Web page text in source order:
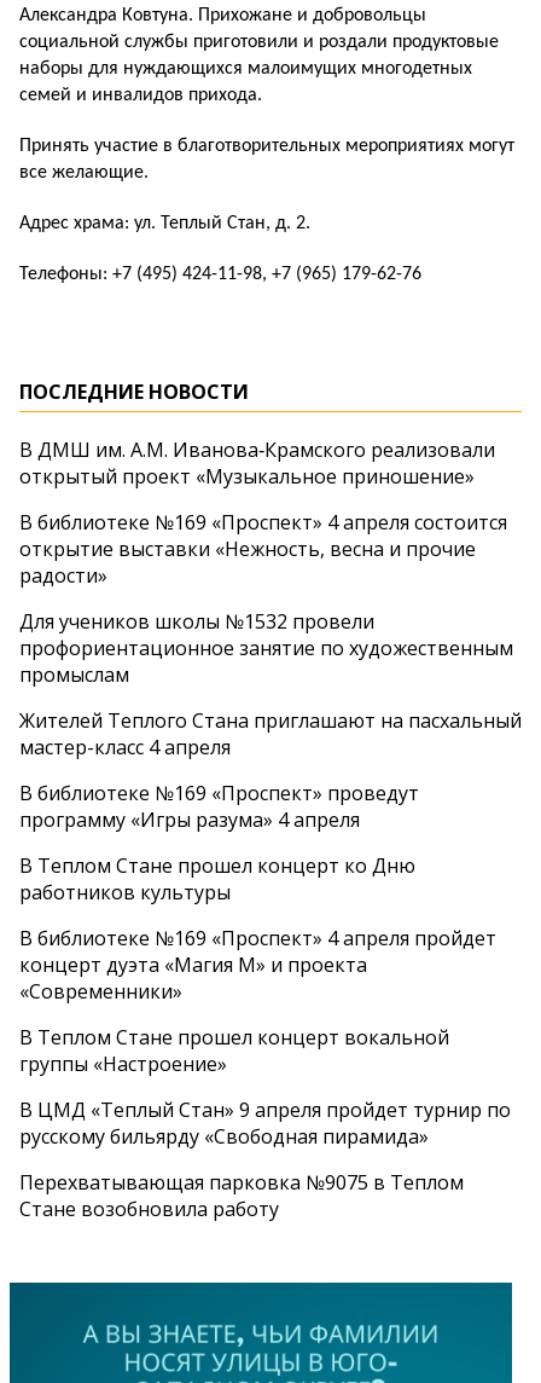
Александра Ковтуна. Прихожане и добровольцы
социальной службы приготовили и роздали продуктовые
наборы для нуждающихся малоимущих многодетных
семей и инвалидов прихода.
Принять участие в благотворительных мероприятиях могут
все желающие.
Адрес храма: ул. Теплый Стан, д. 2.
Телефоны: +7 (495) 424-11-98, +7 (965) 179-62-76
ПОСЛЕДНИЕ НОВОСТИ
В ДМШ им. А.М. Иванова‑Крамского реализовали
открытый проект «Музыкальное приношение»
В библиотеке №169 «Проспект» 4 апреля состоится
открытие выставки «Нежность, весна и прочие
радости»
Для учеников школы №1532 провели
профориентационное занятие по художественным
промыслам
Жителей Теплого Стана приглашают на пасхальный
мастер-класс 4 апреля
В библиотеке №169 «Проспект» проведут
программу «Игры разума» 4 апреля
В Теплом Стане прошел концерт ко Дню
работников культуры
В библиотеке №169 «Проспект» 4 апреля пройдет
концерт дуэта «Магия М» и проекта
«Современники»
В Теплом Стане прошел концерт вокальной
группы «Настроение»
В ЦМД «Теплый Стан» 9 апреля пройдет турнир по
русскому бильярду «Свободная пирамида»
Перехватывающая парковка №9075 в Теплом
Стане возобновила работу